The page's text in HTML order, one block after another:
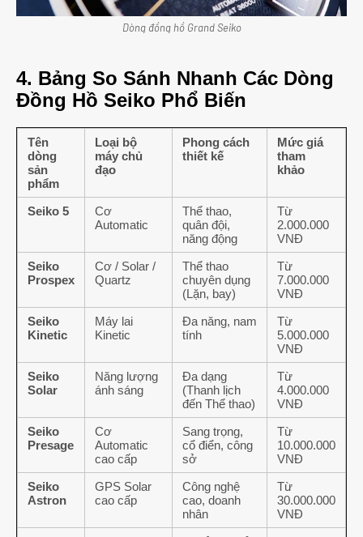
Dòng đồng hồ Grand Seiko
4. Bảng So Sánh Nhanh Các Dòng
Đồng Hồ Seiko Phổ Biến
Tên
dòng
sản
phẩm
Loại bộ
máy chủ
đạo
Phong cách
thiết kế
Mức giá
tham
khảo
Seiko 5
Cơ
Automatic
Thể thao,
quân đội,
năng động
Từ
2.000.000
VNĐ
Seiko
Prospex
Cơ / Solar /
Quartz
Thể thao
chuyên dụng
(Lặn, bay)
Từ
7.000.000
VNĐ
Seiko
Kinetic
Máy lai
Kinetic
Đa năng, nam
tính
Từ
5.000.000
VNĐ
Seiko
Solar
Năng lượng
ánh sáng
Đa dạng
(Thanh lịch
đến Thể thao)
Từ
4.000.000
VNĐ
Seiko
Presage
Cơ
Automatic
cao cấp
Sang trọng,
cổ điển, công
sở
Từ
10.000.000
VNĐ
Seiko
Astron
GPS Solar
cao cấp
Công nghệ
cao, doanh
nhân
Từ
30.000.000
VNĐ